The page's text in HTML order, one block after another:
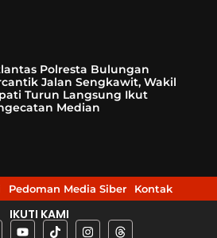
Polresta Bulungan
Jalan Sengkawit, Wakil
Turun Langsung Ikut
Median
Pedoman Media Siber Kontak
IKUTI KAMI